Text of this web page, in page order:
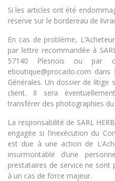
Si les articles ont été
réserve sur le bordereau de
En cas de problème,
par lettre recommandée à
57140 Plesnois ou par
eboutique@procado.com
Générales. Un dossier de litige
client. Il sera
transférer des photographies
La responsabilité de SARL
engagée si l’inexécution du
est due à une action de
insurmontable d’une
prestataires de service ne
à un cas de force majeur.